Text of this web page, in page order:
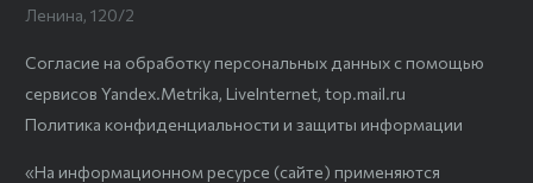
Ленина, 120/2
Согласие на обработку персональных данных с помощью
сервисов Yandex.Metrika, LiveInternet, top.mail.ru
Политика конфиденциальности и защиты информации
«На информационном ресурсе (сайте) применяются